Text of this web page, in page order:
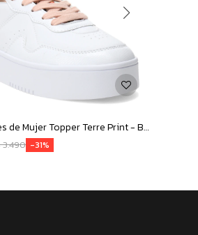
Championes de Mujer Topper Terre Print - Blanco
3.490 31